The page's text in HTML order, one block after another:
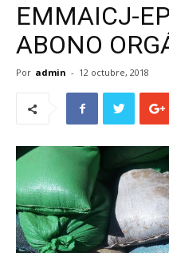
EMMAICJ-
ABONO
Por admin - 12 octubre, 2018